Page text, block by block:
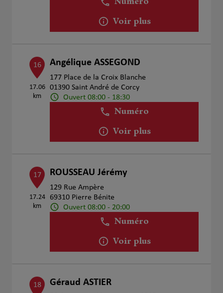
Numéro
Voir plus
16
17.06
km
Angélique ASSEGOND
177 Place de la Croix Blanche
01390 Saint André de Corcy
Ouvert 08:00 - 18:30
Numéro
Voir plus
17
17.24
km
ROUSSEAU Jérémy
129 Rue Ampère
69310 Pierre Bénite
Ouvert 08:00 - 20:00
Numéro
Voir plus
18 Géraud ASTIER